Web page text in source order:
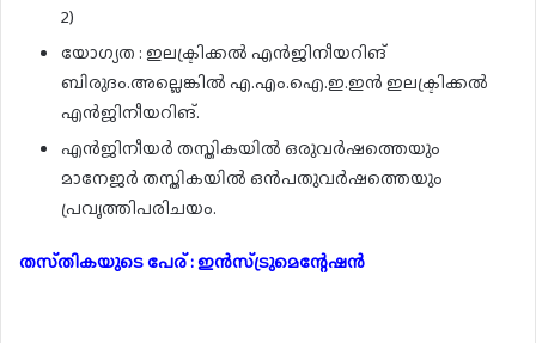
2)
യോഗ്യത : ഇലക്ട്രിക്കൽ എൻജിനീയറിങ്
ബിരുദം.അല്ലെങ്കിൽ എ.എം.ഐ.ഇ.ഇൻ ഇലക്ട്രിക്കൽ
എൻജിനീയറിങ്.
എൻജിനീയർ തസ്തികയിൽ ഒരുവർഷത്തെയും
മാനേജർ തസ്തികയിൽ ഒൻപതുവർഷത്തെയും
പ്രവൃത്തിപരിചയം.
തസ്‌തികയുടെ പേര് : ഇൻസ്‌ട്രുമെന്റേഷൻ